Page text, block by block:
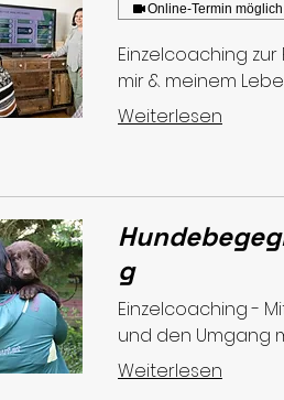
Online-Termin möglich
Einzelcoaching
mir & meinem
Weiterlesen
g
Einzelcoaching -
und den Umgang
Weiterlesen